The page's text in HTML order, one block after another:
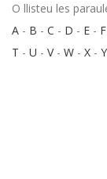
O llisteu les
A - B - C - D - E - F
T - U - V- W - X - Y